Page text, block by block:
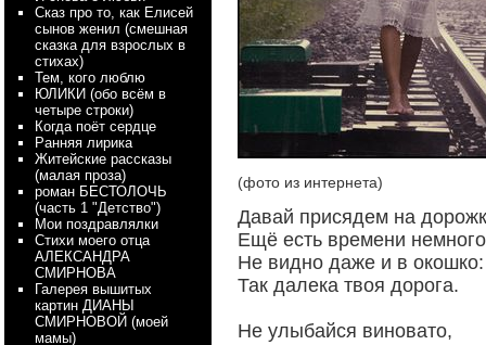
Сказ про то, как Елисей
сынов женил (смешная
сказка для взрослых в
стихах)
Тем, кого люблю
ЮЛИКИ (обо всём в
четыре строки)
Когда поёт сердце
Ранняя лирика
Житейские рассказы
(малая проза)
роман БЕСТОЛОЧЬ
(часть 1 "Детство")
Мои поздравлялки
Стихи моего отца
АЛЕКСАНДРА
СМИРНОВА
Галерея вышитых
картин ДИАНЫ
СМИРНОВОЙ (моей
мамы)
(фото из интернета)
Давай присядем на
Ещё есть времени
Не видно даже и в окошко:
Так далека твоя дорога.
Не улыбайся виновато,